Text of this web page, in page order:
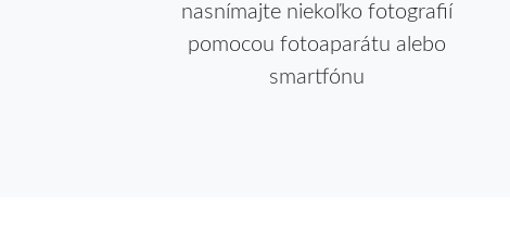
nasnímajte niekoľko fotografií
pomocou fotoaparátu alebo
smartfónu